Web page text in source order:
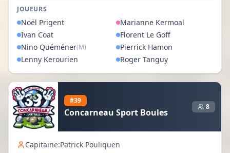
JOUEURS
Noël Prigent Marianne Kermoal
Ivan Coat Florent Le Goff
Nino Quéméner(M) Pierrick Hamon
Lenny Kerourien Roger Tanguy
#39
Concarneau Sport Boules
8
Capitaine:Patrick Pouliquen